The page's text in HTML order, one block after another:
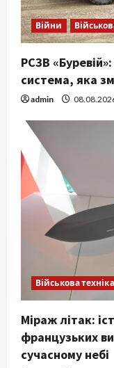
Війни
РСЗВ
система, яка
admin
Військова техніка
Міраж літак:
французьких
сучасному небі